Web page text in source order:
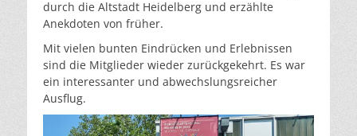
durch die Altstadt Heidelberg und erzählte
Anekdoten von früher.
Mit vielen bunten Eindrücken und Erlebnissen
sind die Mitglieder wieder zurückgekehrt. Es war
ein interessanter und abwechslungsreicher
Ausflug.